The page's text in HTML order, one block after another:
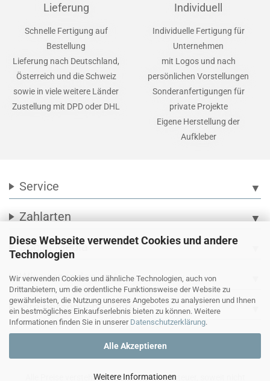
Diese Webseite verwendet Cookies und andere
Technologien
Wir verwenden Cookies und ähnliche Technologien, auch von
Drittanbietern, um die ordentliche Funktionsweise der Website zu
gewährleisten, die Nutzung unseres Angebotes zu analysieren und Ihnen
ein bestmögliches Einkaufserlebnis bieten zu können. Weitere
Informationen finden Sie in unserer Datenschutzerklärung.
Alle Akzeptieren
Weitere Informationen
Lieferung
Schnelle Fertigung auf
Bestellung
Lieferung nach Deutschland,
Österreich und die Schweiz
sowie in viele weitere Länder
Zustellung mit DPD oder DHL
Individuell
Individuelle Fertigung für
Unternehmen
mit Logos und nach
persönlichen Vorstellungen
Sonderanfertigungen für
private Projekte
Eigene Herstellung der
Aufkleber
Service ▼
Zahlarten ▼
Social Media
Wir versenden mit
Ihre persönliche Seite
Alle Preise verstehen sich inkl. Mehrwertsteuer, soweit nicht